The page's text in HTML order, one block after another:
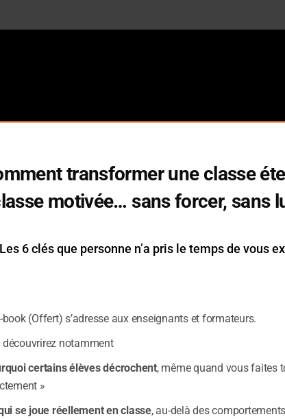
transformer une classe
motivée… sans forcer, sans
6 clés que personne n’a pris le temps de vous
book (Offert) s’adresse aux enseignants et formateurs.
découvrirez notamment
certains élèves décrochent, même quand vous faites
»
se joue réellement en classe, au-delà des